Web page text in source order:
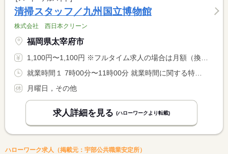
清掃スタッフ／九州国立博物館
株式会社 西日本クリーン
福岡県太宰府市
1,100円〜1,100円 ※フルタイム求人の場合は月額（換算額）、パート求人の場合は時間額を表示しています。
月曜日，その他
求人詳細を見る (ハローワークより転載)
ハローワーク求人（掲載元：宇部公共職業安定所）